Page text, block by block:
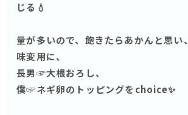
じる💧
量が多いので、飽きたらあかんと思い、
味変用に、
長男☞大根おろし、
僕☞ネギ卵のトッピングをchoice✨